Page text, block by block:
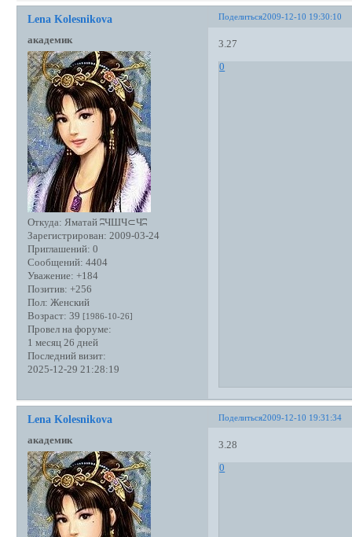
Поделиться2009-12-10 19:30:10
Lena Kolesnikova
академик
Откуда: Яматай ʭЧШЧ⊂Чʭ
Зарегистрирован: 2009-03-24
Приглашений: 0
Сообщений: 4404
Уважение: +184
Позитив: +256
Пол: Женский
Возраст: 39 [1986-10-26]
Провел на форуме:
1 месяц 26 дней
Последний визит:
2025-12-29 21:28:19
3.27
0
Поделиться2009-12-10 19:31:34
Lena Kolesnikova
академик 3.28
0